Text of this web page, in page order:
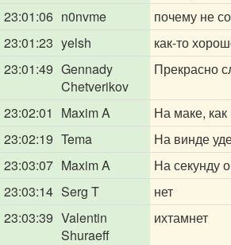
23:01:06 n0nvme
почему не
23:01:23 yelsh
как-то
23:01:49 Gennady
Chetverikov
Прекрасно
23:02:01 Maxim A
На маке, как
23:02:19 Tema
На винде
23:03:07 Maxim A
На секунду
23:03:14 Serg T
нет
23:03:39 Valentin
Shuraeff
ихтамнет